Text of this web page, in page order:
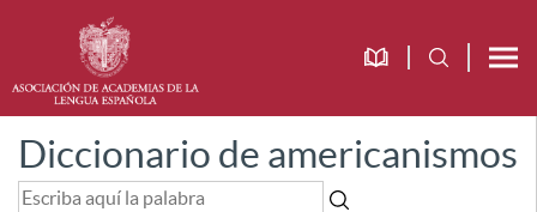
Diccionario de americanismos